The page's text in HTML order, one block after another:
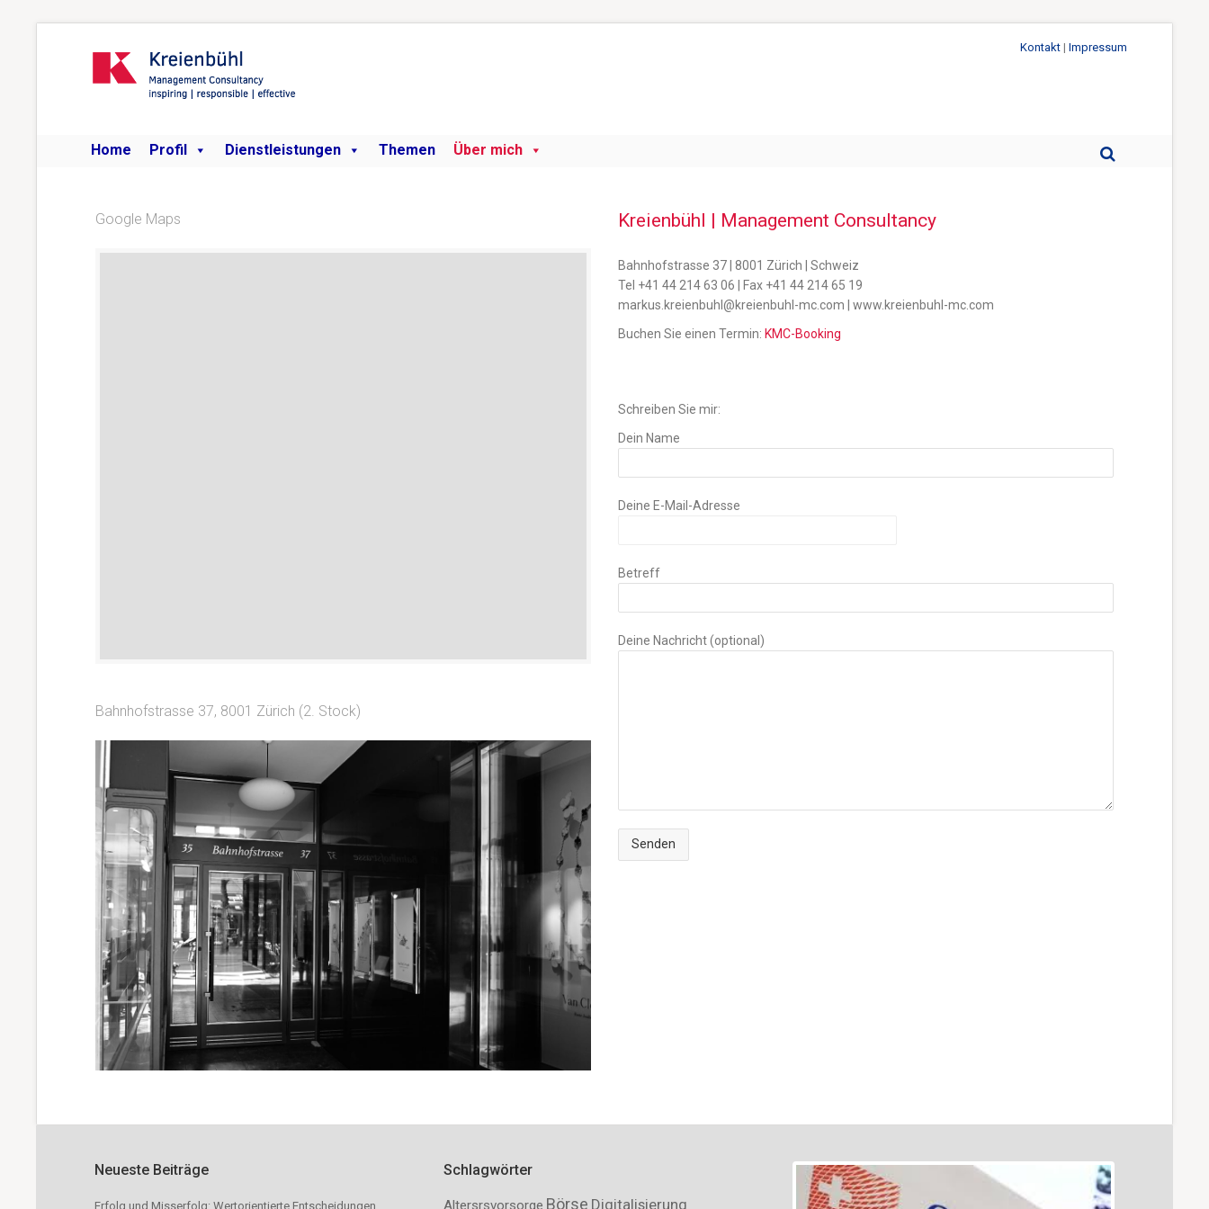
Kontakt| Impressum
Home Profil Dienstleistungen Themen Über mich
Google Maps
Bahnhofstrasse 37, 8001 Zürich (2. Stock)
Kreienbühl | Management Consultancy
Bahnhofstrasse 37 | 8001 Zürich | Schweiz
Tel +41 44 214 63 06 | Fax +41 44 214 65 19
markus.kreienbuhl@kreienbuhl-mc.com | www.kreienbuhl-mc.com
Buchen Sie einen Termin: KMC-Booking
Schreiben Sie mir:
Dein Name
Deine E-Mail-Adresse
Betreff
Deine Nachricht (optional)
Neueste Beiträge
Erfolg und Misserfolg: Wertorientierte Entscheidungen
Schlagwörter
Altersrsvorsorge Börse Digitalisierung